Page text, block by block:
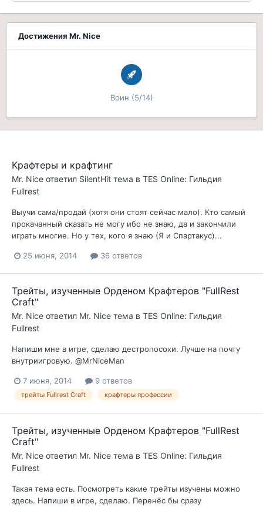
Достижения Mr. Nice
Воин (5/14)
Крафтеры и крафтинг
Mr. Nice ответил SilentHit тема в TES Online: Гильдия
Fullrest
Выучи сама/продай (хотя они стоят сейчас мало). Кто самый
прокачанный сказать не могу ибо не знаю, да и закончили
играть многие. Но у тех, кого я знаю (Я и Спартакус)...
25 июня, 2014 36 ответов
Трейты, изученные Орденом Крафтеров "FullRest
Craft"
Mr. Nice ответил Mr. Nice тема в TES Online: Гильдия
Fullrest
Напиши мне в игре, сделаю дестропосохи. Лучше на почту
внутриигровую. @MrNiceMan
7 июня, 2014 9 ответов
трейты Fullrest Craft крафтеры профессии
Трейты, изученные Орденом Крафтеров "FullRest
Craft"
Mr. Nice ответил Mr. Nice тема в TES Online: Гильдия
Fullrest
Такая тема есть. Посмотреть какие трейты изучены можно
здесь. Напиши в игре, сделаю. Перенёс бы сразу